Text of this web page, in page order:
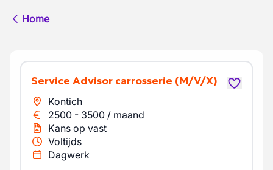
Home
Service Advisor carrosserie (M/V/X)
Kontich
2500 - 3500 / maand
Kans op vast
Voltijds
Dagwerk